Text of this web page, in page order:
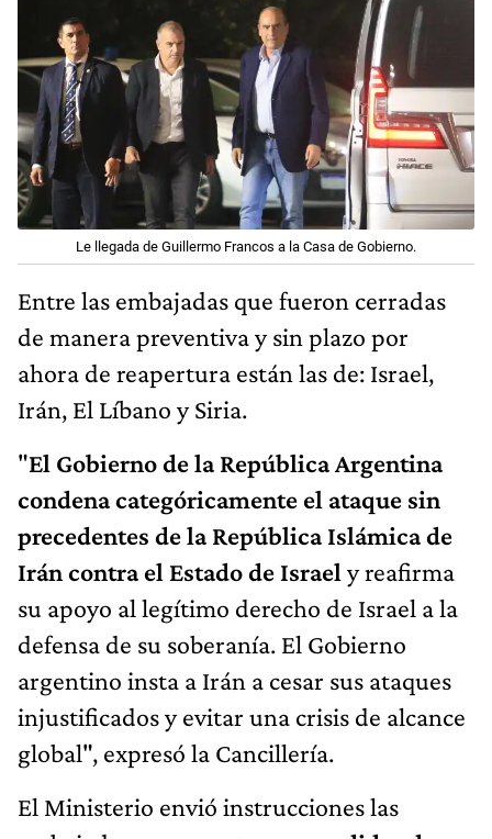
Le llegada de Guillermo Francos a la Casa de Gobierno.
Entre las embajadas que fueron cerradas
de manera preventiva y sin plazo por
ahora de reapertura están las de: Israel,
Irán, El Líbano y Siria.
"El Gobierno de la República Argentina
condena categóricamente el ataque sin
precedentes de la República Islámica de
Irán contra el Estado de Israely reafirma
su apoyo al legítimo derecho de Israel a la
defensa de su soberanía. El Gobierno
argentino insta a Irán a cesar sus ataques
injustificados y evitar una crisis de alcance
global", expresó la Cancillería.
El Ministerio envió instrucciones las